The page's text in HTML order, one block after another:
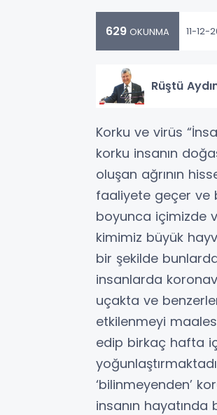
629 OKUNMA 11-12-
Rüştü
Korku ve virüs
korku insanın
oluşan ağrının
faaliyete geçer ve
boyunca içimizde
kimimiz büyük
bir şekilde
insanlarda
uçakta ve
etkilenmeyi
edip birkaç hafta
‘bilinmeyenden’
insanın hayatında